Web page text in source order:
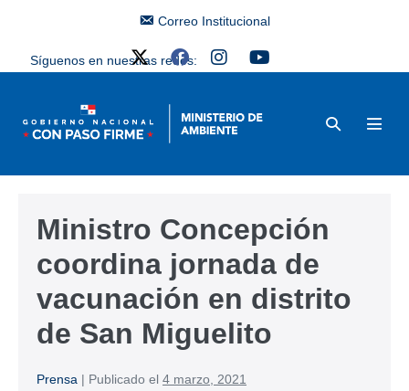
Correo Institucional
Síguenos en nuestras redes:
Ministro Concepción
coordina jornada de
vacunación en distrito
de San Miguelito
Prensa | Publicado el 4 marzo, 2021